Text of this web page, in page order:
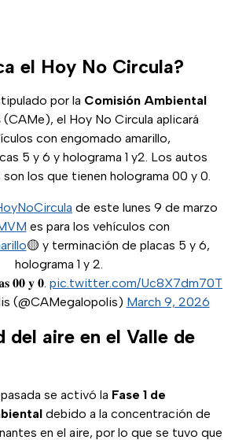
el Hoy No Circula?
por la Comisión Ambiental
(CAMe), el Hoy No Circula aplicará
con engomado amarillo,
5 y 6 y holograma 1 y2. Los autos
los que tienen holograma 00 y 0.
de este lunes 9 de marzo
es para los vehículos con
🟡 y terminación de placas 5 y 6,
holograma 1 y 2.
𝟎𝟎 𝐲 𝟎. pic.twitter.com/Uc8X7dm70T
(@CAMegalopolis) March 9, 2026
del aire en el Valle de
se activó la Fase 1 de
debido a la concentración de
en el aire, por lo que se tuvo que